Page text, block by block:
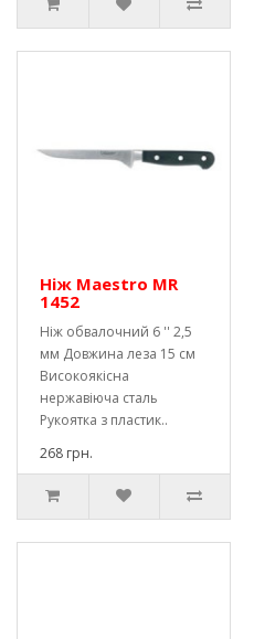
Ніж Maestro MR
1452
Ніж обвалочний 6 '' 2,5
мм Довжина леза 15 см
Високоякісна
нержавіюча сталь
Рукоятка з пластик..
268 грн.